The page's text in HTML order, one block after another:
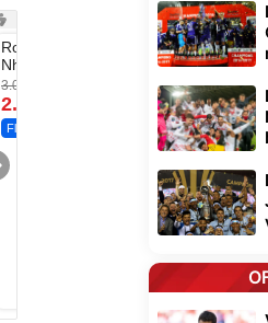
Robot Hút Bụi Lau
Nhà - D2-001 -
Thông Minh
3.000.000
2.200.000
Flash Sale
Unmute
Vali Bamozo
Khung Nhôm
9066 Size
20/24/28 Cao
1.000.000đ
825.000đ
Flash Sale